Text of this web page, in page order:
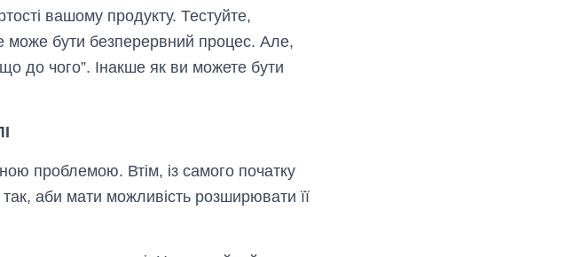
вашому продукту. Тестуйте,
може бути безперервний процес. Але,
до чого”. Інакше як ви можете бути
проблемою. Втім, із самого початку
аби мати можливість розширювати її